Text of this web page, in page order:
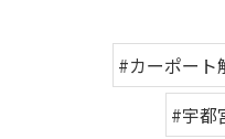
#カーポート
#宇都